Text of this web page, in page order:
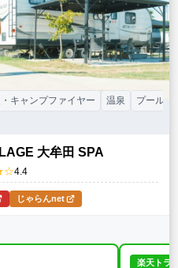
駅から徒歩15分以内
この条件で再検索
大牟田 SPA
4.4
キャンプファイヤー 温泉 プール
じゃらんnet
楽天トラ